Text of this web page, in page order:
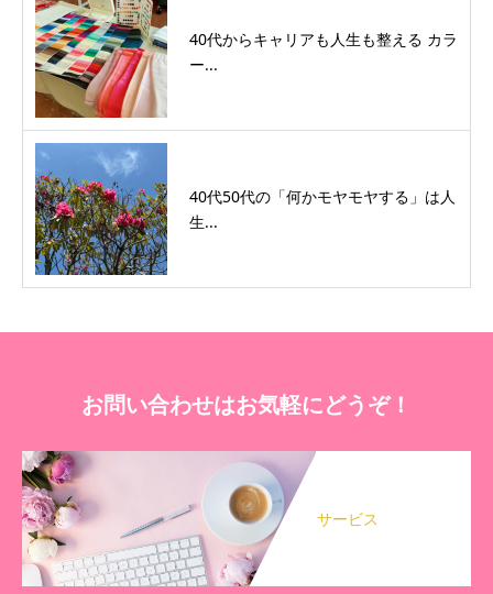
40代からキャリアも人生も整える カラ
ー...
40代50代の「何かモヤモヤする」は人
生...
お問い合わせはお気軽にどうぞ！
サービス